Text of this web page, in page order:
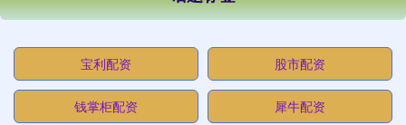
宝利配资 股市配资
钱掌柜配资 犀牛配资